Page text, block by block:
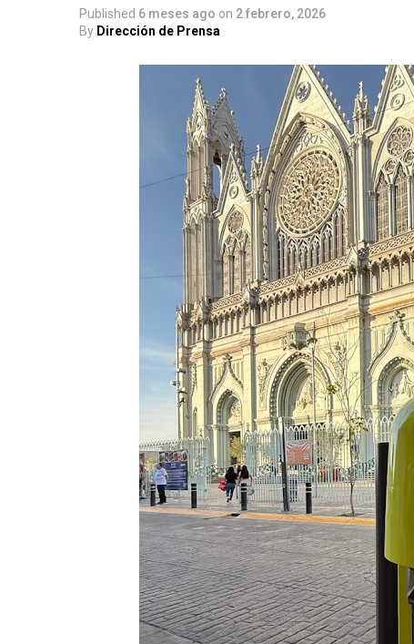
Published 6 meses ago on 2 febrero, 2026
By Dirección de Prensa